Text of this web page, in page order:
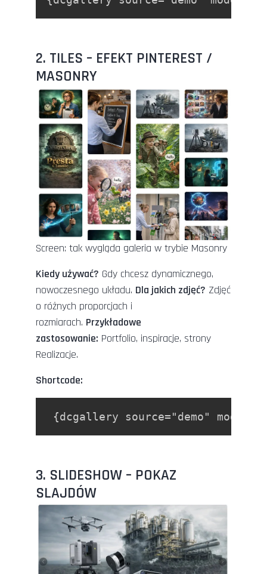
2. TILES – EFEKT PINTEREST /
MASONRY
Screen: tak wygląda galeria w trybie Masonry
Kiedy używać? Gdy chcesz dynamicznego,
nowoczesnego układu. Dla jakich zdjęć? Zdjęć
o różnych proporcjach i
rozmiarach. Przykładowe
zastosowanie: Portfolio, inspiracje, strony
Realizacje.
Shortcode:
{dcgallery source="demo"
3. SLIDESHOW – POKAZ
SLAJDÓW